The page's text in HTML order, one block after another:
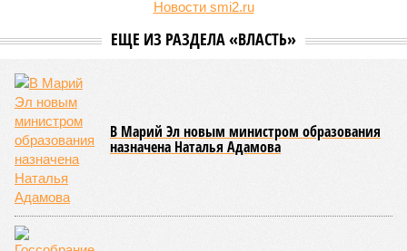
ведомственных знаков отличия, закрепив
атрибутов на уровне правительства субъекта. Согласно
обнародованным материалам, введены удостоверения и
класса по керешу, а также мастера спорта Чувашии.
Параллельно с этим разработана полная разрядная сетка
по керешу, охватывающая все ступени от третьего
юношеского разряда до уровня кандидата в мастера
спорта. Такая структура призвана обеспечить системность
в подготовке юных атлетов и создать чёткие ориентиры